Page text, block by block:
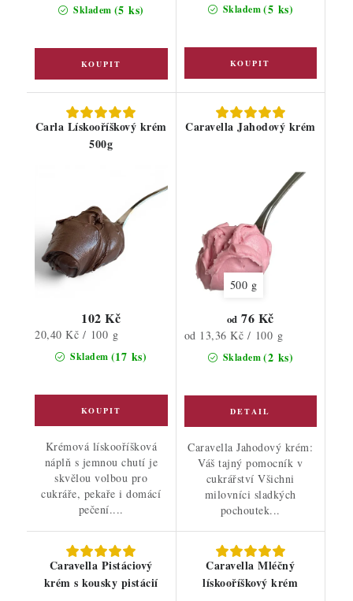
Skladem (5 ks) Skladem(5 ks)
Carla Lískooříškový krém
500g
Skladem (17 ks)
102 Kč
Měrná
cena:
20,40 Kč / 100 g
Krémová lískooříšková
náplň s jemnou chutí je
skvělou volbou pro
cukráře, pekaře i domácí
pečení....
Caravella Jahodový krém
500 g
Skladem(2 ks)
od 76 Kč
Měrná
od 13,36 Kč / 100 g
Caravella Jahodový krém:
Váš tajný pomocník v
cukrářství Všichni
milovníci sladkých
pochoutek...
Caravella Pistáciový
krém s kousky pistácií
Caravella Mléčný
lískooříškový krém